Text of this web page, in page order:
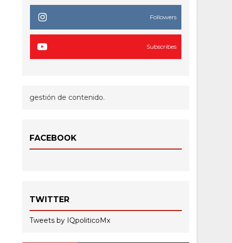
Followers
Subscribes
gestión de contenido.
FACEBOOK
TWITTER
Tweets by IQpoliticoMx